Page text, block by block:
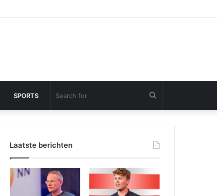
SPORTS
for
Laatste berichten